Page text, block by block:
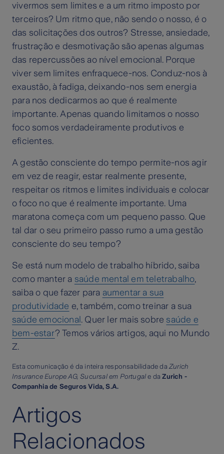
vivermos sem limites e a um ritmo imposto por
terceiros? Um ritmo que, não sendo o nosso, é o
das solicitações dos outros? Stresse, ansiedade,
frustração e desmotivação são apenas algumas
das repercussões ao nível emocional. Porque
viver sem limites enfraquece-nos. Conduz-nos à
exaustão, à fadiga, deixando-nos sem energia
para nos dedicarmos ao que é realmente
importante. Apenas quando limitamos o nosso
foco somos verdadeiramente produtivos e
eficientes.
A gestão consciente do tempo permite-nos agir
em vez de reagir, estar realmente presente,
respeitar os ritmos e limites individuais e colocar
o foco no que é realmente importante. Uma
maratona começa com um pequeno passo. Que
tal dar o seu primeiro passo rumo a uma gestão
consciente do seu tempo?
Se está num modelo de trabalho híbrido, saiba
como manter a saúde mental em teletrabalho,
saiba o que fazer para aumentar a sua
produtividade e, também, como treinar a sua
saúde emocional . Quer ler mais sobre saúde e
bem-estar? Temos vários artigos, aqui no Mundo
Z.
Esta comunicação é da inteira responsabilidade da Zurich
Insurance Europe AG, Sucursal em Portugal e daZurich -
Companhia de Seguros Vida, S.A.
Artigos
Relacionados